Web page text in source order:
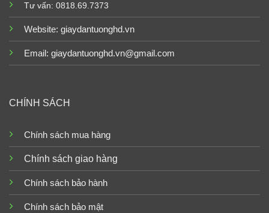
Tư vấn: 0818.69.7373
Website: giaydantuonghd.vn
Email: giaydantuonghd.vn@gmail.com
CHÍNH SÁCH
Chính sách mua hàng
Chính sách giao hàng
Chính sách bảo hành
Chính sách bảo mật